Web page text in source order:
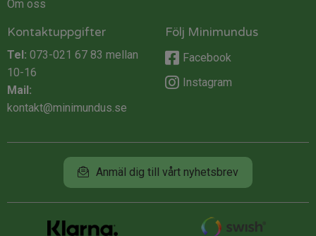
Om oss
Kontaktuppgifter
Tel: 073-021 67 83 mellan
10-16
Mail:
kontakt@minimundus.se
Följ Minimundus
Facebook
Instagram
Anmäl dig till vårt nyhetsbrev